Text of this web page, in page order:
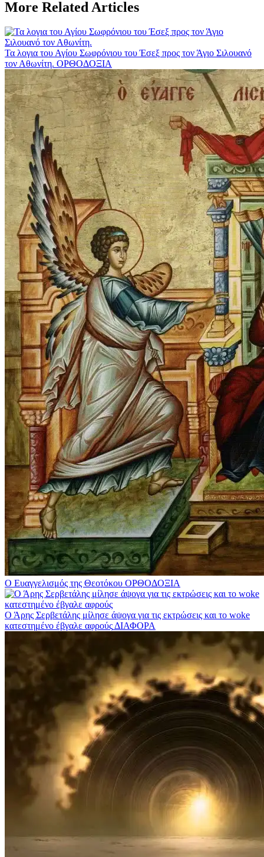
More Related Articles
Τα λογια του Αγίου Σωφρόνιου του Έσεξ προς τον Άγιο Σιλουανό
τον Αθωνίτη. ΟΡΘΟΔΟΞΙΑ
Ο Ευαγγελισμός της Θεοτόκου ΟΡΘΟΔΟΞΙΑ
Ο Άρης Σερβετάλης μίλησε άψογα για τις εκτρώσεις και το woke
κατεστημένο έβγαλε αφρούςΔΙΑΦΟΡΑ